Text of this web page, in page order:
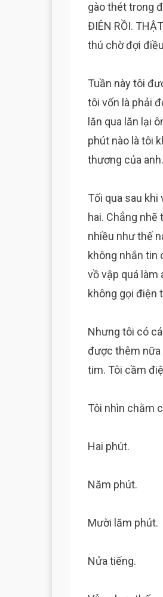
gào thét trong
ĐIÊN RỒI.
thú chờ đợi
Tuần này tôi
tôi vốn là phải
lăn qua lăn lại
phút nào là tôi
thương của
Tối qua sau khi
hai. Chẳng
nhiều như thế
không nhắn tin
vồ vập quá làm
không gọi điện
Nhưng tôi có
được thêm nữa
tim. Tôi cầm
Tôi nhìn chằm
Hai phút.
Năm phút.
Mười lăm phút.
Nửa tiếng.